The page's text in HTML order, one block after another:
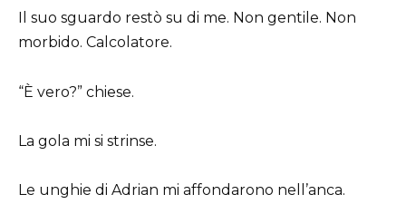
Il suo sguardo restò su di me. Non gentile. Non
morbido. Calcolatore.
“È vero?” chiese.
La gola mi si strinse.
Le unghie di Adrian mi affondarono nell’anca.